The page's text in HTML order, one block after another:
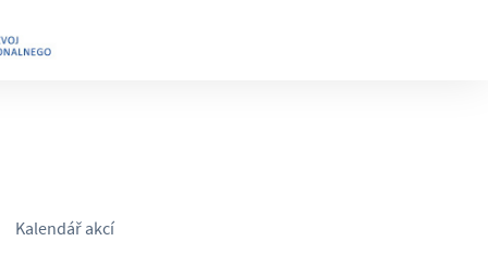
Kalendář akcí